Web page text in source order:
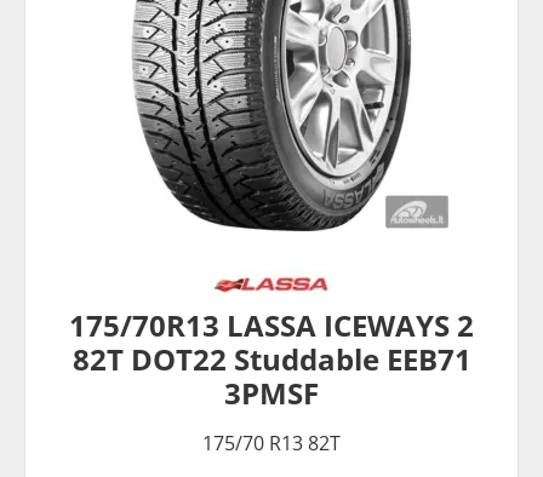
175/70R13 LASSA ICEWAYS 2
82T DOT22 Studdable EEB71
3PMSF
175/70 R13 82T